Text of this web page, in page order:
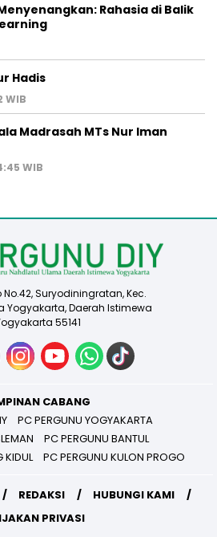
Rahasia di Balik
Hadis
WIB
Madrasah MTs Nur Iman
WIB
No.42, Suryodiningratan, Kec.
Yogyakarta, Daerah Istimewa
55141
CABANG
PC PERGUNU YOGYAKARTA
PC PERGUNU BANTUL
KIDUL
PC PERGUNU KULON PROGO
REDAKSI
HUBUNGI KAMI
PRIVASI